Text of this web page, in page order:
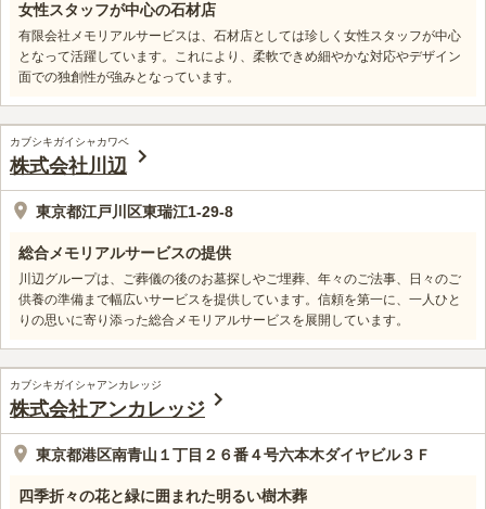
女性スタッフが中心の石材店
有限会社メモリアルサービスは、石材店としては珍しく女性スタッフが中心
となって活躍しています。これにより、柔軟できめ細やかな対応やデザイン
面での独創性が強みとなっています。
カブシキガイシャカワベ
株式会社川辺
東京都江戸川区東瑞江1-29-8
総合メモリアルサービスの提供
川辺グループは、ご葬儀の後のお墓探しやご埋葬、年々のご法事、日々のご
供養の準備まで幅広いサービスを提供しています。信頼を第一に、一人ひと
りの思いに寄り添った総合メモリアルサービスを展開しています。
カブシキガイシャアンカレッジ
株式会社アンカレッジ
東京都港区南青山１丁目２６番４号六本木ダイヤビル３Ｆ
四季折々の花と緑に囲まれた明るい樹木葬